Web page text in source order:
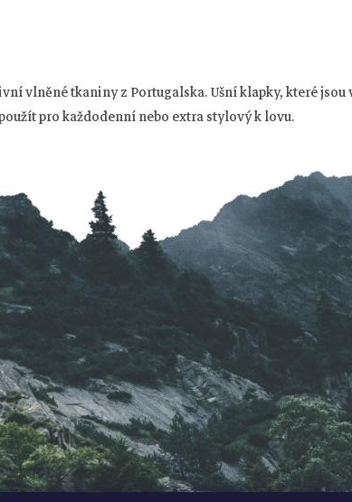
vlněné tkaniny z Portugalska. Ušní klapky, které
pro každodenní nebo extra stylový k lovu.